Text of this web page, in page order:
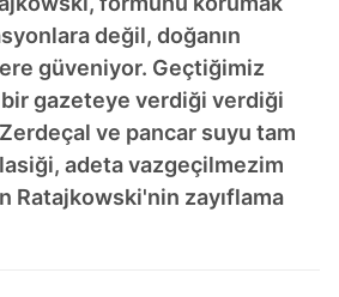
değil, doğanın
güveniyor. Geçtiğimiz
gazeteye verdiği verdiği
ve pancar suyu tam
adeta vazgeçilmezim
Ratajkowski'nin zayıflama